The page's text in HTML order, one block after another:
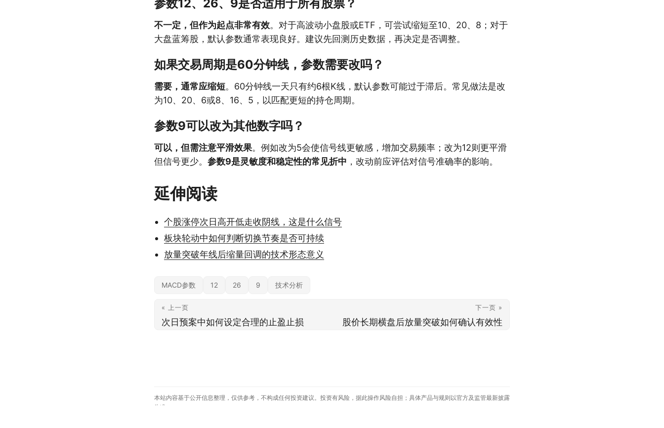
参数12、26、9是否适用于所有股票？
不一定，但作为起点非常有效。对于高波动小盘股或ETF，可尝试缩短至10、20、8；对于
大盘蓝筹股，默认参数通常表现良好。建议先回测历史数据，再决定是否调整。
如果交易周期是60分钟线，参数需要改吗？
需要，通常应缩短。60分钟线一天只有约6根K线，默认参数可能过于滞后。常见做法是改
为10、20、6或8、16、5，以匹配更短的持仓周期。
参数9可以改为其他数字吗？
可以，但需注意平滑效果。例如改为5会使信号线更敏感，增加交易频率；改为12则更平滑
但信号更少。 参数9是灵敏度和稳定性的常见折中 ，改动前应评估对信号准确率的影响。
延伸阅读
个股涨停次日高开低走收阴线，这是什么信号
板块轮动中如何判断切换节奏是否可持续
放量突破年线后缩量回调的技术形态意义
MACD参数 12 26 9 技术分析
« 上一页
次日预案中如何设定合理的止盈止损
下一页 »
股价长期横盘后放量突破如何确认有效性
本站内容基于公开信息整理，仅供参考，不构成任何投资建议。投资有风险，据此操作风险自担；具体产品与规则以官方及监管最新披露
为准。